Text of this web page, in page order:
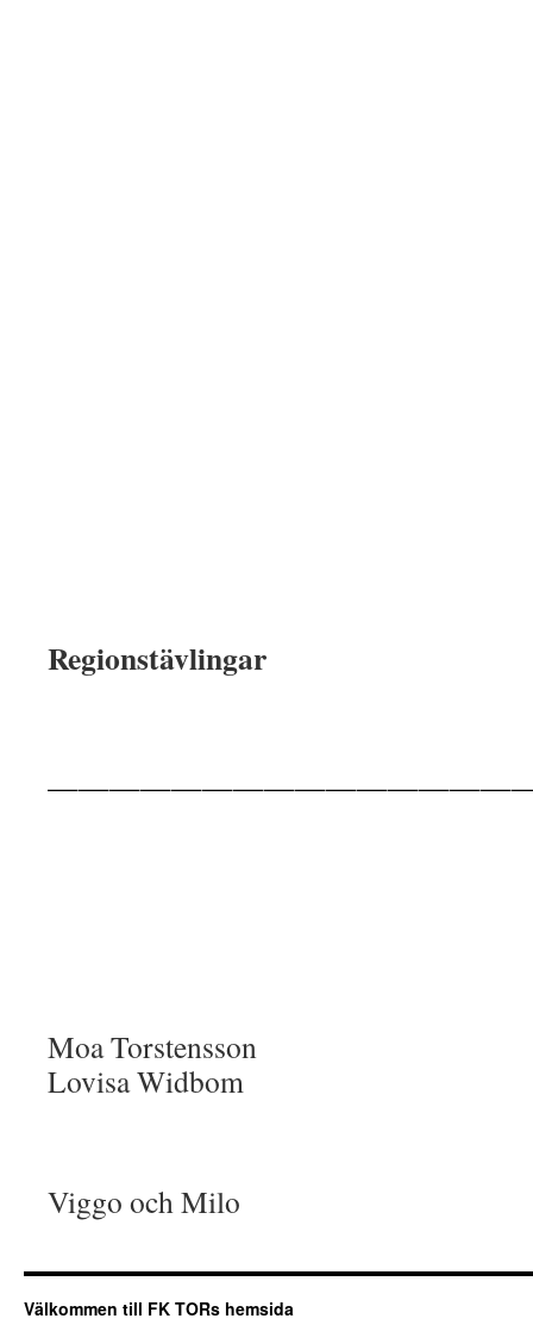
Regionstävlingar
Moa Torstensson
Lovisa Widbom
Viggo och Milo
Välkommen till FK TORs hemsida